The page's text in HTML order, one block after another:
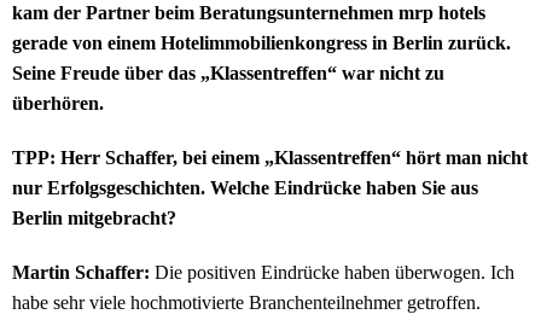
kam der Partner beim Beratungsunternehmen mrp hotels
gerade von einem Hotelimmobilienkongress in Berlin zurück.
Seine Freude über das „Klassentreffen“ war nicht zu
überhören.
TPP: Herr Schaffer, bei einem „Klassentreffen“ hört man nicht
nur Erfolgsgeschichten. Welche Eindrücke haben Sie aus
Berlin mitgebracht?
Martin Schaffer: Die positiven Eindrücke haben überwogen. Ich
habe sehr viele hochmotivierte Branchenteilnehmer getroffen.